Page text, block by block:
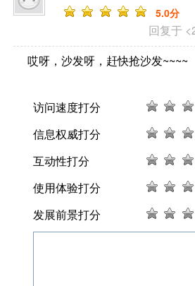
回复于
5.0分
哎呀，沙发呀，赶快抢沙发~~~~
访问速度打分
信息权威打分
互动性打分
使用体验打分
发展前景打分